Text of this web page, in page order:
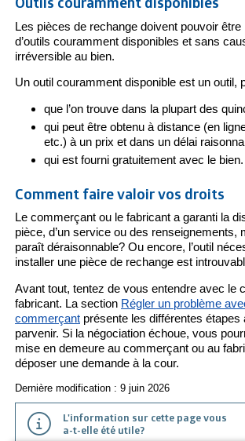
Les pièces de rechange doivent pouvoir être
d’outils couramment disponibles et sans
irréversible au bien.
Un outil couramment disponible est un outil,
que l’on trouve dans la plupart des
qui peut être obtenu à distance (en
etc.) à un prix et dans un délai
qui est fourni gratuitement avec le bien.
Comment faire valoir vos droits
Le commerçant ou le fabricant a garanti la
pièce, d’un service ou des renseignements,
paraît déraisonnable? Ou encore, l’outil
installer une pièce de rechange est
Avant tout, tentez de vous entendre avec le
fabricant. La section Régler un problème
commerçant présente les différentes étapes
parvenir. Si la négociation échoue, vous
mise en demeure au commerçant ou au
déposer une demande à la cour.
Dernière modification : 9 juin 2026
L'information sur cette page vous
a-t-elle été utile?